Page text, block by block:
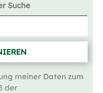
Suche
meiner Daten zum
der